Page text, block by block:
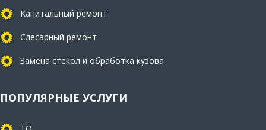
Капитальный ремонт
Слесарный ремонт
Замена стекол и обработка кузова
ПОПУЛЯРНЫЕ УСЛУГИ